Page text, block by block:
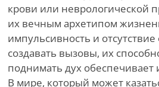
крови или неврологической
их вечным архетипом
импульсивность и отсутствие
создавать вызовы, их
поднимать дух обеспечивает
В мире, который может